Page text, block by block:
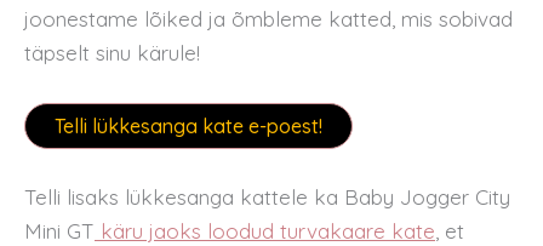
joonestame lõiked ja õmbleme katted, mis sobivad
täpselt sinu kärule!
Telli lükkesanga kate e-poest!
Telli lisaks lükkesanga kattele ka Baby Jogger City
Mini GT käru jaoks loodud turvakaare kate , et